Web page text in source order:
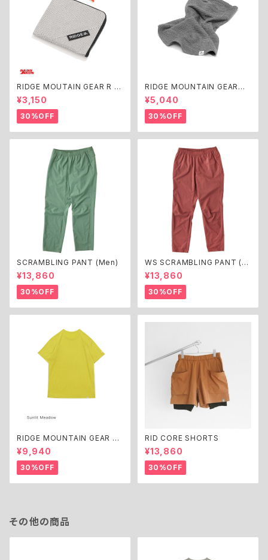
RIDGE MOUTAIN GEAR R ZI
P WLT
¥3,150
30%OFF
RIDGE MOUNTAIN GEAR
Grid Merino Long Neck Gai
ter
¥5,040
30%OFF
SCRAMBLING PANT (Men)
¥13,860
30%OFF
WS SCRAMBLING PANT (W
omen)
¥13,860
30%OFF
RIDGE MOUNTAIN GEAR M
erino Basic Tee Short Slee
ve
¥9,940
30%OFF
RID CORE SHORTS
¥13,860
30%OFF
その他の商品